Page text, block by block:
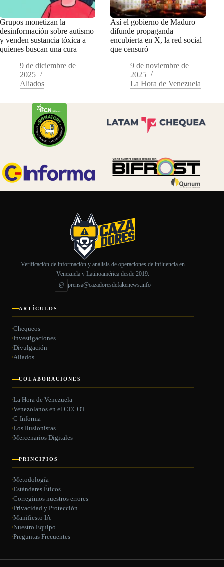
Grupos monetizan la
desinformación sobre autismo
y venden sustancia tóxica a
quienes buscan una cura
9 de diciembre de
2025
Aliados
Así el gobierno de Maduro
difunde propaganda
encubierta en X, la red social
que censuró
9 de noviembre de
2025
La Hora de Venezuela
Verificación de información y análisis de operaciones de influencia en
Venezuela y Latinoamérica desde 2019.
@ prensa@cazadoresdefakenews.info
ARTÍCULOS
Chequeos
Investigaciones
Divulgación
Aliados
COLABORACIONES
La Hora de Venezuela
Venezolanos en el CECOT
C-Informa
Los Ilusionistas
Mercenarios Digitales
PRINCIPIOS
Metodología
Estándares Éticos
Corregimos nuestros errores
Privacidad y Protección
Manifiesto IA
Nuestro Equipo
Preguntas Frecuentes